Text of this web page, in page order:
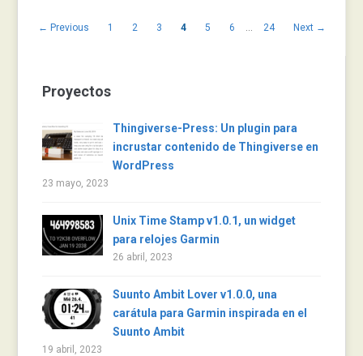
← Previous 1 2 3 4 5 6 24 Next →
Proyectos
Thingiverse-Press: Un plugin para
incrustar contenido de Thingiverse en
WordPress
23 mayo, 2023
Unix Time Stamp v1.0.1, un widget
para relojes Garmin
26 abril, 2023
Suunto Ambit Lover v1.0.0, una
carátula para Garmin inspirada en el
Suunto Ambit
19 abril, 2023